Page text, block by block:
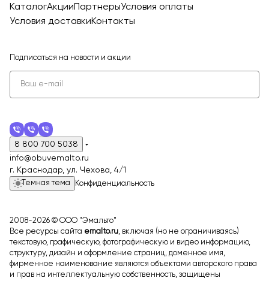
КаталогАкции ПартнерыУсловия оплаты
Условия доставкиКонтакты
Подписаться на новости и акции
8 800 700 5038
info@obuvemalto.ru
г. Краснодар, ул. Чехова, 4/1
Темная тема Конфиденциальность
2008-2026 © ООО "Эмальто"
Все ресурсы сайта emalto.ru, включая (но не ограничиваясь)
текстовую, графическую, фотографическую и видео информацию,
структуру, дизайн и оформление страниц, доменное имя,
фирменное наименование являются объектами авторского права
и прав на интеллектуальную собственность, защищены